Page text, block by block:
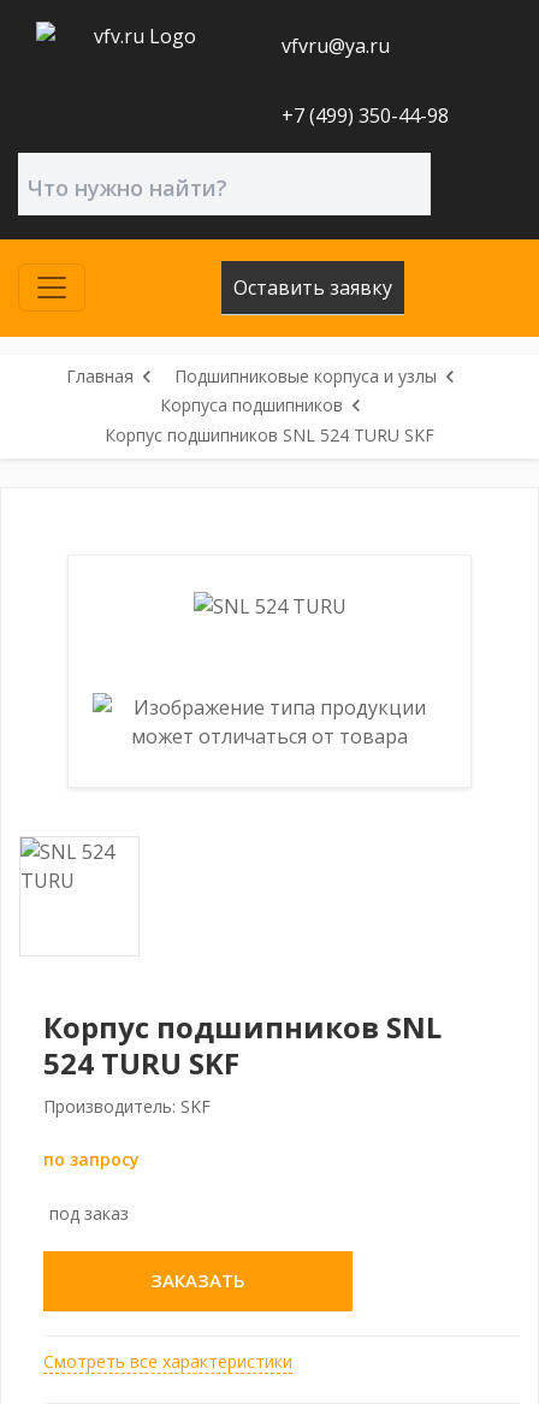
vfvru@ya.ru
+7 (499) 350-44-98
Оставить заявку
Главная
Подшипниковые корпуса и узлы
Корпуса подшипников
Корпус подшипников SNL 524 TURU SKF
Корпус подшипников SNL
524 TURU SKF
Производитель: SKF
по запросу
под заказ
ЗАКАЗАТЬ
Смотреть все характеристики